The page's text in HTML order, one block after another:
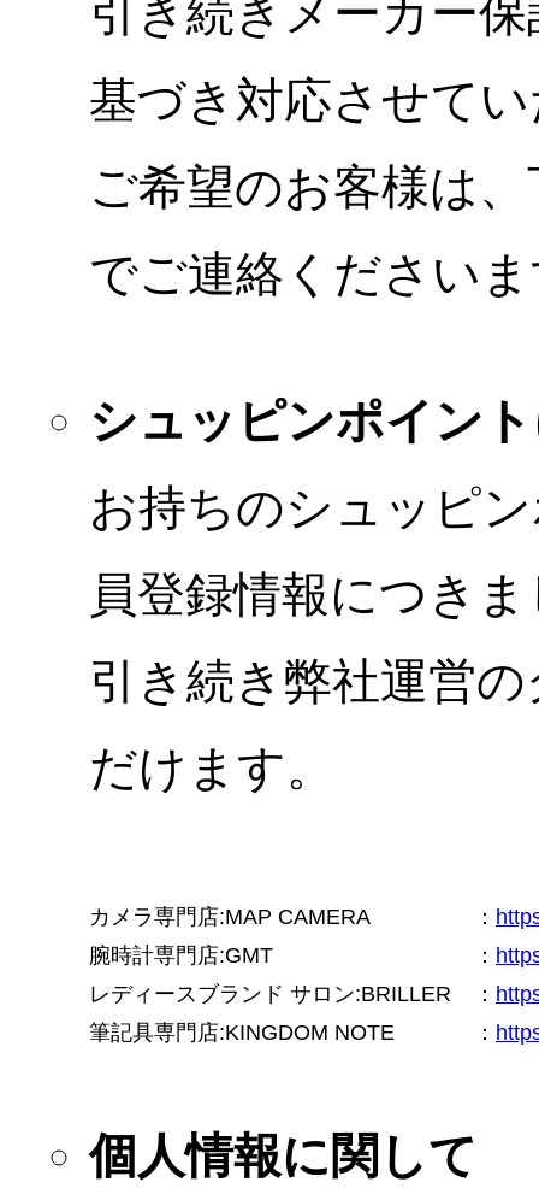
引き続きメーカー
基づき対応させて
ご希望のお客様は
でご連絡ください
シュッピンポイン
お持ちのシュッピ
員登録情報につき
引き続き弊社運営
だけます。
カメラ専門店:MAP CAMERA ：
腕時計専門店:GMT
：
レディースブランド サロン:BRILLER
：
筆記具専門店:KINGDOM NOTE
：
個人情報に関して